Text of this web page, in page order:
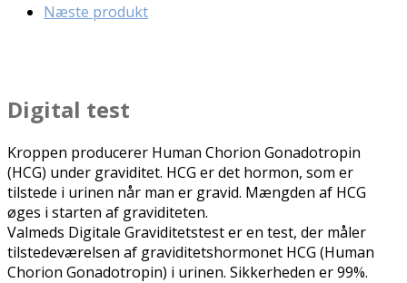
Næste produkt
Digital test
Kroppen producerer Human Chorion Gonadotropin
(HCG) under graviditet. HCG er det hormon, som er
tilstede i urinen når man er gravid. Mængden af HCG
øges i starten af graviditeten.
Valmeds Digitale Graviditetstest er en test, der måler
tilstedeværelsen af graviditetshormonet HCG (Human
Chorion Gonadotropin) i urinen. Sikkerheden er 99%.